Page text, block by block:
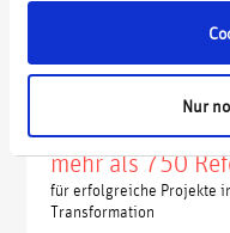
Nur
Erfolg in Zahlen
55 Experten/
mit unterschiedlichster
mehr als 750
für erfolgreiche Projekte
Transformation